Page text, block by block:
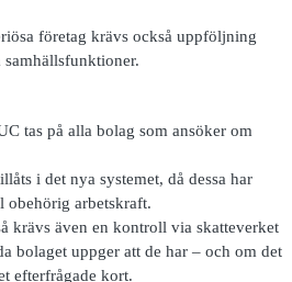
företag krävs också uppföljning
tas på alla bolag som ansöker om
i det nya systemet, då dessa har
obehörig arbetskraft.
krävs även en kontroll via skatteverket
bolaget uppger att de har – och om det
efterfrågade kort.